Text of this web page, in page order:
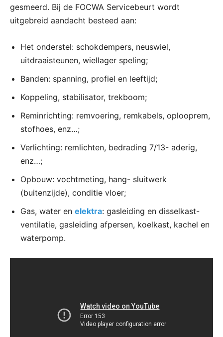
gesmeerd. Bij de FOCWA Servicebeurt wordt
uitgebreid aandacht besteed aan:
Het onderstel: schokdempers, neuswiel,
uitdraaisteunen, wiellager speling;
Banden: spanning, profiel en leeftijd;
Koppeling, stabilisator, trekboom;
Reminrichting: remvoering, remkabels, oplooprem,
stofhoes, enz…;
Verlichting: remlichten, bedrading 7/13- aderig,
enz…;
Opbouw: vochtmeting, hang- sluitwerk
(buitenzijde), conditie vloer;
Gas, water en elektra: gasleiding en disselkast-
ventilatie, gasleiding afpersen, koelkast, kachel en
waterpomp.